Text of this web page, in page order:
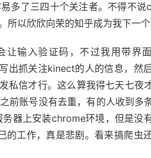
多了三四十个关注者。不得不说
以欣欣向荣的知乎成为我下一个
输入验证码，不过我用带界
出抓关注kinect的人的信息，然
信才行。这么算我得七天七夜
账号没有去重，有的人收到多
器上安装chrome环境，但是没
工作，真是悲剧。看来搞爬虫